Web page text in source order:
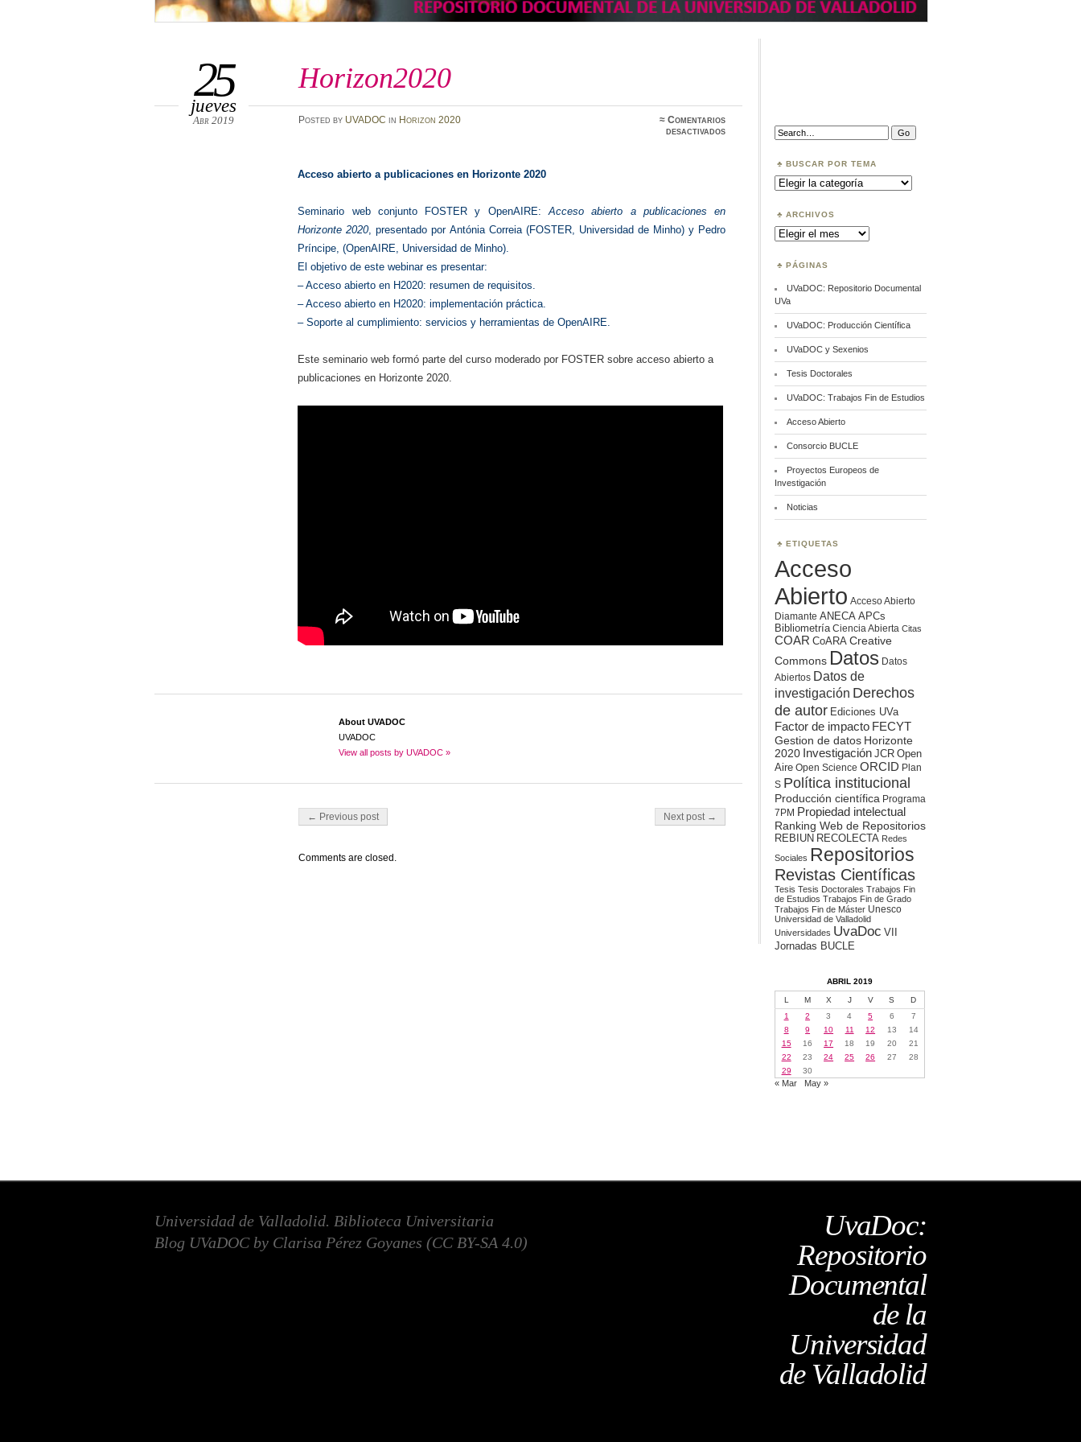
Horizon2020
25
jueves
Abr 2019 Posted by UVADOC in Horizon 2020 ≈Comentarios
desactivadosen
Horizon2020
Acceso abierto a publicaciones en Horizonte 2020
Seminario web conjunto FOSTER y OpenAIRE:Acceso abierto a publicaciones en
Horizonte 2020, presentado por Antónia Correia (FOSTER, Universidad de Minho) y Pedro
Príncipe, (OpenAIRE, Universidad de Minho).
El objetivo de este webinar es presentar:
– Acceso abierto en H2020: resumen de requisitos.
– Acceso abierto en H2020: implementación práctica.
– Soporte al cumplimiento: servicios y herramientas de OpenAIRE.
Este seminario web formó parte del curso moderado por FOSTER sobre acceso abierto a
publicaciones en Horizonte 2020.
About UVADOC
UVADOC
View all posts by UVADOC »
Post navigation
← Previous post Next post →
Comments are closed.
Search:
BUSCAR POR TEMA
Buscar
por
ARCHIVOS
Archivos
PÁGINAS
UVaDOC: Repositorio Documental
UVa
UVaDOC: Producción Científica
UVaDOC y Sexenios
Tesis Doctorales
UVaDOC: Trabajos Fin de Estudios
Acceso Abierto
Consorcio BUCLE
Proyectos Europeos de
Investigación
Noticias
ETIQUETAS
Acceso
Abierto Acceso Abierto
Diamante ANECA APCs
Bibliometría Ciencia Abierta Citas
COAR CoARA Creative
Commons Datos Datos
Abiertos Datos de
investigación Derechos
de autor Ediciones UVa
Factor de impacto FECYT
Gestion de datos Horizonte
2020 Investigación JCR Open
Aire Open Science ORCID Plan
S Política institucional
Producción científica Programa
7PM Propiedad intelectual
Ranking Web de Repositorios
REBIUN RECOLECTA Redes
Sociales Repositorios
Revistas Científicas
Tesis Tesis Doctorales Trabajos Fin
de Estudios Trabajos Fin de Grado
Trabajos Fin de Máster Unesco
Universidad de Valladolid
Universidades UvaDoc VII
Jornadas BUCLE
ABRIL 2019
L M X J V S
D
1
2 3 4 5 6
7
8
9 10 11 12 13
14
15
16 17 18 19 20
21
22
23 24 25 26 27
28
29
30
« Mar May »
UvaDoc:
Repositorio
Documental
de la
Universidad
de Valladolid
Universidad de Valladolid. Biblioteca Universitaria
Blog UVaDOC by Clarisa Pérez Goyanes (CC BY-SA 4.0)